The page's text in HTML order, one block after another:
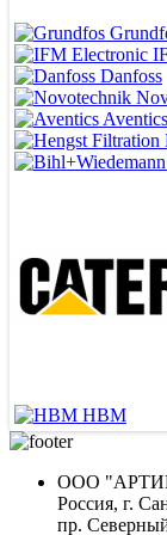
Danfoss
Aventics
HBM
ООО
Россия, г.
пр.